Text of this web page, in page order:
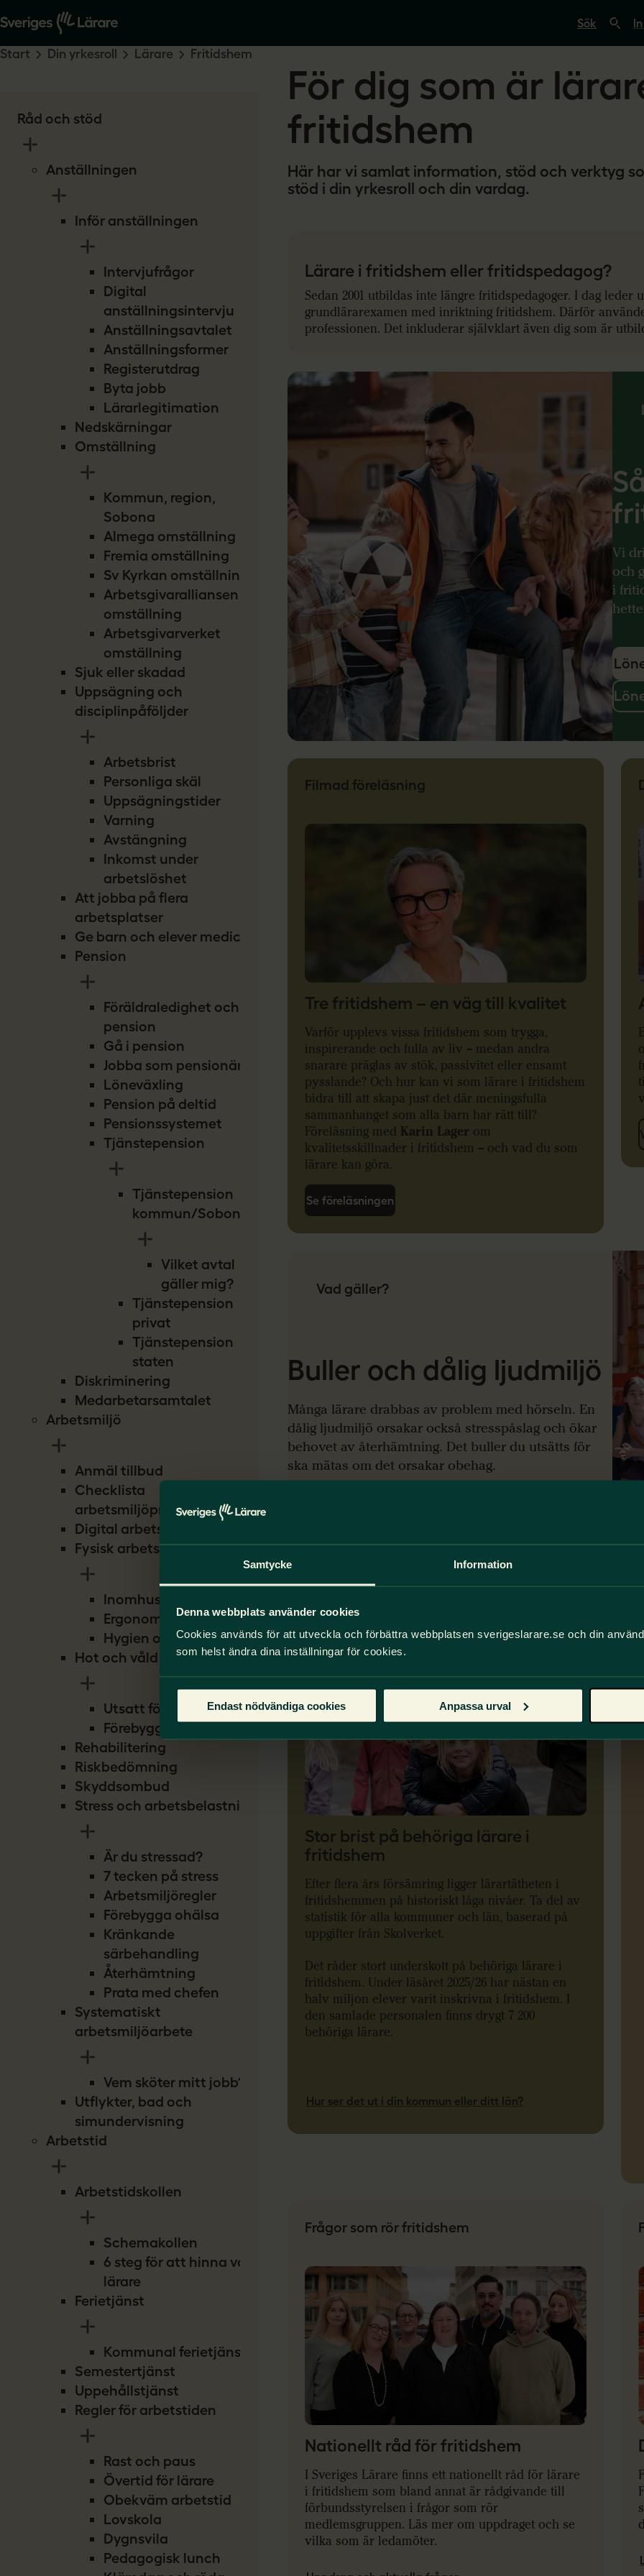
Samtycke Information
Denna webbplats använder cookies
Cookies används för att utveckla och förbättra webbplatsen sverigeslarare.se och din
som helst ändra dina inställningar för cookies.
Endast nödvändiga cookies Anpassa urval
ö
p
s
v
e
l
ä
e
Råd och stöd
Anställningen
Inför anställningen
Intervjufrågor
Digital
anställningsintervju
Anställningsavtalet
Anställningsformer
Registerutdrag
Byta jobb
Lärarlegitimation
Nedskärningar
Omställning
Kommun, region,
Sobona
Almega omställning
Fremia omställning
Sv Kyrkan omställning
Arbetsgivaralliansen
omställning
Arbetsgivarverket
omställning
Sjuk eller skadad
Uppsägning och
disciplinpåföljder
Arbetsbrist
Personliga skäl
Uppsägningstider
Varning
Avstängning
Inkomst under
arbetslöshet
Att jobba på flera
arbetsplatser
Ge barn och elever medicin
Pension
Föräldraledighet och
pension
Gå i pension
Jobba som pensionär
Löneväxling
Pension på deltid
Pensionssystemet
Tjänstepension
Tjänstepension
kommun/Sobona
Vilket avtal
gäller mig?
Tjänstepension
privat
Tjänstepension
staten
Diskriminering
Medarbetarsamtalet
Arbetsmiljö
Anmäl tillbud
Checklista
arbetsmiljöproblem
Digital arbetsmiljö
Fysisk arbetsmiljö
Inomhusmiljö
Ergonomi
Hygien och smitta
Hot och våld
Utsatt för hot
Förebygg hot
Rehabilitering
Riskbedömning
Skyddsombud
Stress och arbetsbelastning
Är du stressad?
7 tecken på stress
Arbetsmiljöregler
Förebygga ohälsa
Kränkande
särbehandling
Återhämtning
Prata med chefen
Systematiskt
arbetsmiljöarbete
Vem sköter mitt jobb?
Utflykter, bad och
simundervisning
Arbetstid
Arbetstidskollen
Schemakollen
6 steg för att hinna vara
lärare
Ferietjänst
Kommunal ferietjänst
Semestertjänst
Uppehållstjänst
Regler för arbetstiden
Rast och paus
Övertid för lärare
Obekväm arbetstid
Lovskola
Dygnsvila
Pedagogisk lunch
Start Din yrkesroll Lärare Fritidshem
För dig som är
fritidshem
Här har vi samlat information, stöd och verktyg
stöd i din yrkesroll och din vardag.
Lärare i fritidshem eller fritidspedagog?
Sedan 2001 utbildas inte längre fritidspedagoger. I dag
grundlärarexamen med inriktning fritidshem. Därför
professionen. Det inkluderar självklart även dig som är
Vi
och
i
Filmad föreläsning
Tre fritidshem – en väg till kvalitet
Varför upplevs vissa fritidshem som trygga,
inspirerande och fulla av liv – medan andra
snarare präglas av stök, passivitet eller ensamt
pysslande? Och hur kan vi som
lärare i fritidshem
bidra till att skapa just det där meningsfulla
sammanhanget som alla barn har rätt till?
Föreläsning med
Karin Lager om
kvalitetsskillnader i fritidshem – och vad du som
lärare kan göra.
Se föreläsningen
Vad gäller?
Buller och dålig ljudmiljö
Många lärare drabbas av problem med hörseln. En
dålig ljudmiljö orsakar också stresspåslag och ökar
behovet av återhämtning. Det buller du utsätts för
ska mätas om det orsakar obehag.
Lärare i fritidshem
Stor brist på behöriga lärare i
fritidshem
Efter flera års försämring ligger lärartätheten i
fritidshemmen på historiskt låga nivåer. Ta del av
statistik för alla kommuner och län, baserad på
uppgifter från Skolverket.
Det råder stort underskott på behöriga lärare i
fritidshem. Under läsåret 2025/26 har nästan en
halv miljon elever varit inskrivna i fritidshem. I
den samlade personalen finns drygt 7 200
behöriga lärare.
Hur ser det ut i din kommun eller ditt län?
Frågor som rör fritidshem
Nationellt råd för fritidshem
I Sveriges Lärare finns ett nationellt råd för lärare
i fritidshem som bland annat är rådgivande till
förbundsstyrelsen i frågor som rör
medlemsgruppen. Läs mer om uppdraget och se
vilka som är ledamöter.